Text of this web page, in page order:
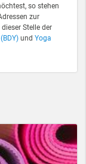
so stehen
zur
Stelle der
und Yoga